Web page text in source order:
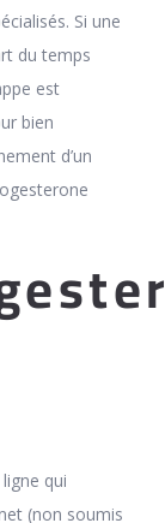
Si une
du temps
est
bien
d’un
qui
(non soumis